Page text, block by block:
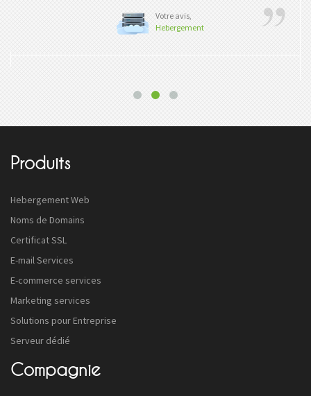
Votre avis,
Hebergement
Produits
Hebergement Web
Noms de Domains
Certificat SSL
E-mail Services
E-commerce services
Marketing services
Solutions pour Entreprise
Serveur dédié
Compagnie